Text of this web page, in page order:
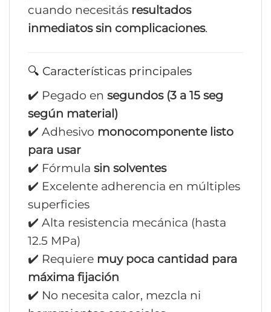
cuando necesitás resultados
inmediatos sin complicaciones.
🔍 Características principales
✔️ Pegado en segundos (3 a 15 seg
según material)
✔️ Adhesivo monocomponente listo
para usar
✔️ Fórmula sin solventes
✔️ Excelente adherencia en múltiples
superficies
✔️ Alta resistencia mecánica (hasta
12.5 MPa)
✔️ Requiere muy poca cantidad para
máxima fijación
✔️ No necesita calor, mezcla ni